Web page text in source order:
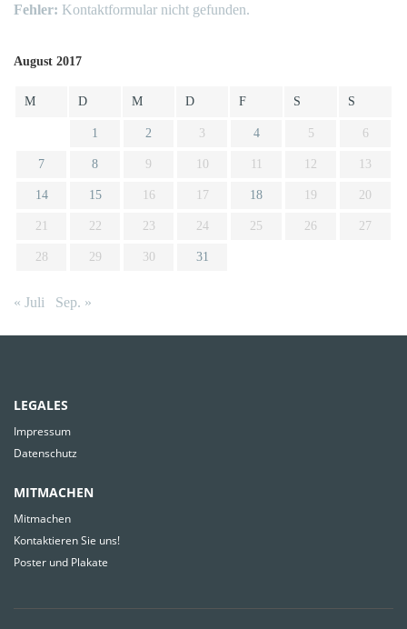
Fehler: Kontaktformular nicht gefunden.
August 2017
M D M D F S S
1 2 3 4 5 6
7 8 9 10 11 12 13
14 15 16 17 18 19 20
21 22 23 24 25 26 27
28 29 30 31
« Juli Sep. »
LEGALES
Impressum
Datenschutz
MITMACHEN
Mitmachen
Kontaktieren Sie uns!
Poster und Plakate